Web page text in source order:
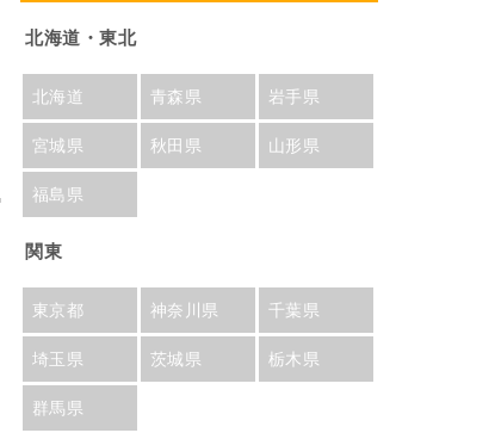
北海道・東北
北海道 青森県 岩手県
宮城県 秋田県 山形県
福島県
関東
東京都 神奈川県 千葉県
埼玉県 茨城県 栃木県
群馬県